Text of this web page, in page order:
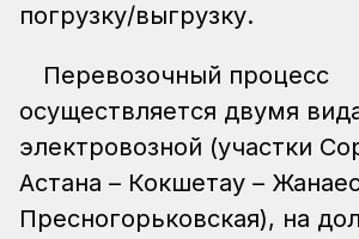
погрузку/выгрузку.
Перевозочный процесс
осуществляется двумя
электровозной (участки
Астана – Кокшетау –
Пресногорьковская), на